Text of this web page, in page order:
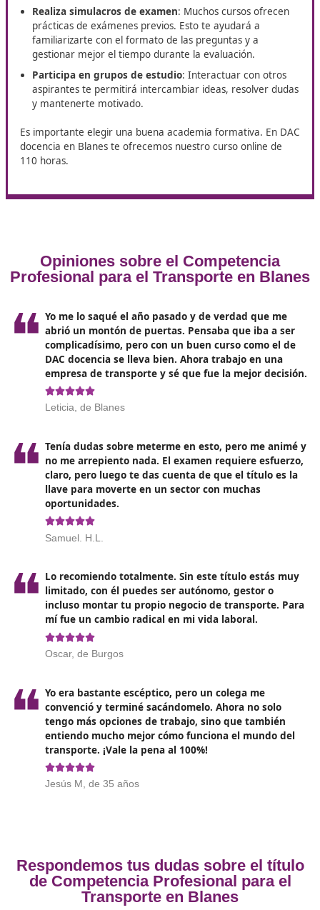
ámbito empresarial.
Sostenibilidad y nuevas tecnologías:Con el
digitalización, este tema cobra cada vez más
gestión, aplicaciones móviles y vehículos eléctricos.
Cómo prepararte para el examen
Superar el examen para obtener el título de
profesional de transporte puede ser un desafío, pero
preparación adecuada es completamente alcanzable.
Estudia regularmente: La clave para una buena
preparación es el estudio continuo. No dejes todo
último momento.
Utiliza materiales actualizados
material de estudio esté al día con las últimas
dado el ritmo de los cambios en la legislación.
Realiza simulacros de examen: Muchos cursos
prácticas de exámenes previos. Esto te ayudará a
familiarizarte con el formato de las preguntas y a
gestionar mejor el tiempo durante la evaluación.
y mantenerte motivado.
Es importante elegir una buena academia formativa.
docencia en Blanes te ofrecemos nuestro curso online
110 horas.
Opiniones sobre el
Profesional para el Transporte en
❝ complicadísimo, pero con un buen curso
DAC docencia se lleva bien. Ahora trabajo en
empresa de transporte y sé que fue la mejor